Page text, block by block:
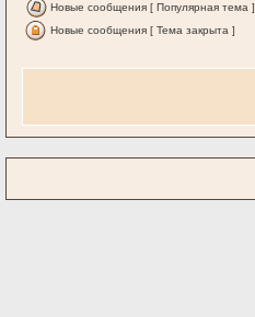
Новые сообщения [ Популярная тема ]
Новые сообщения [ Тема закрыта ]